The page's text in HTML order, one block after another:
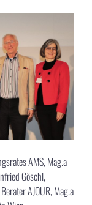
AMS, Mag.a
Göschl,
AJOUR, Mag.a